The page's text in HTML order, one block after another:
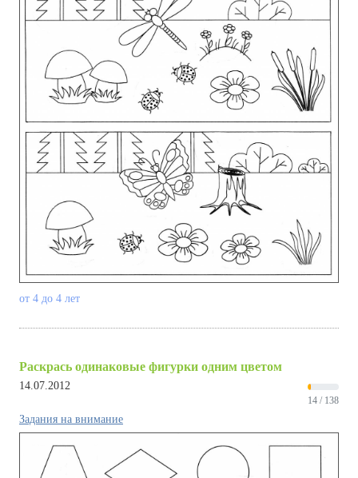
от 4 до 4 лет
Раскрась одинаковые фигурки одним цветом
14.07.2012
14 / 138
Задания на внимание